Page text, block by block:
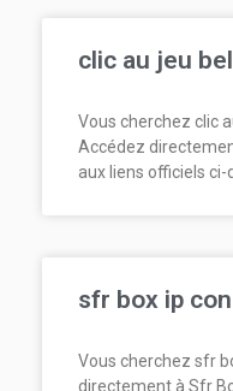
clic au jeu
Vous cherchez clic
Accédez
aux liens officiels ci-
sfr box ip
Vous cherchez sfr
directement à Sfr